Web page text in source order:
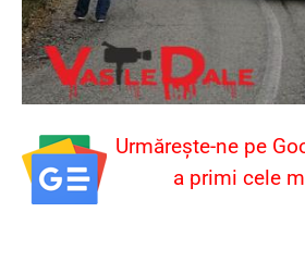
Urmărește-ne pe
a primi cele